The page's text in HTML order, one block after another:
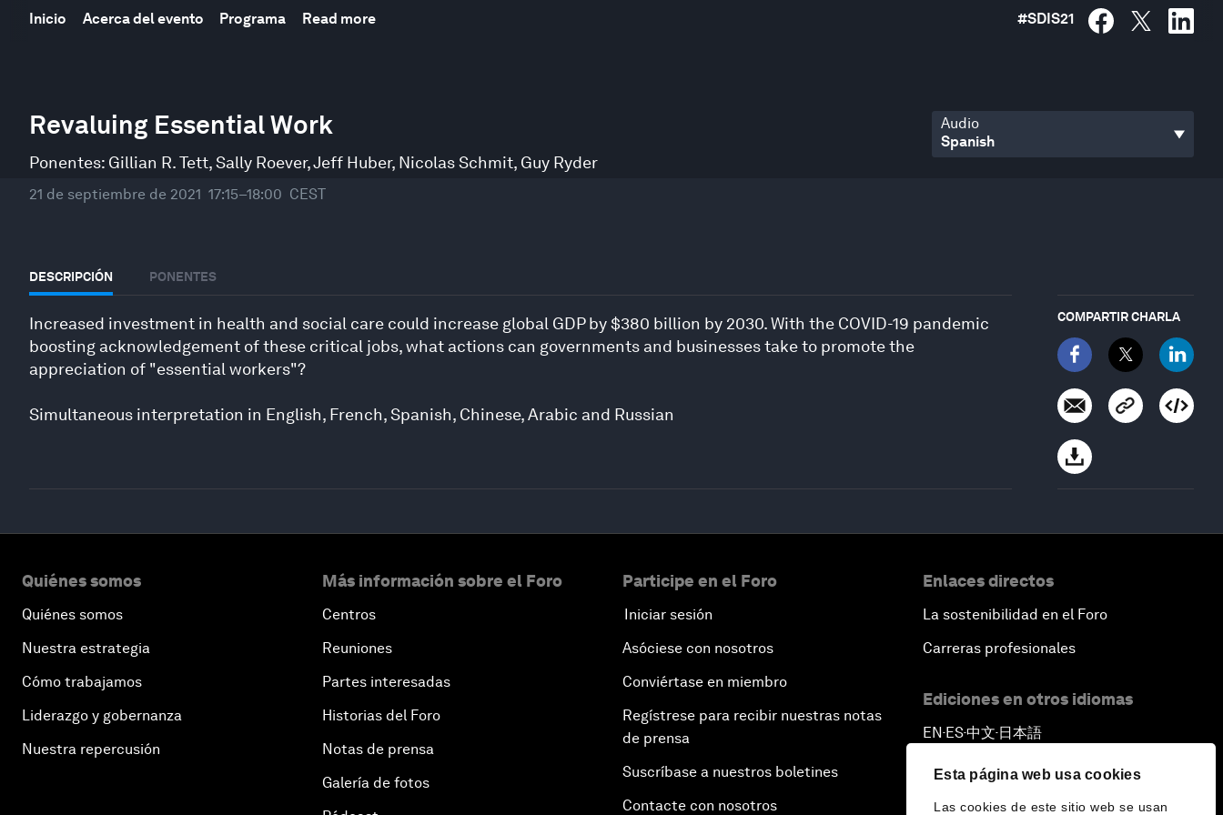
Esta página web usa cookies
Las cookies de este sitio web se usan
Inicio Acerca del evento Programa Read more #SDIS21
Revaluing Essential Work
Ponentes: Gillian R. Tett,Sally Roever,Jeff Huber, Nicolas Schmit, Guy Ryder
21 de septiembre de 2021 17:15–18:00 CEST
Audio
DESCRIPCIÓN PONENTES
Increased investment in health and social care could increase global GDP by $380 billion by 2030. With the COVID-19 pandemic
boosting acknowledgement of these critical jobs, what actions can governments and businesses take to promote the
appreciation of "essential workers"?
Simultaneous interpretation in English, French, Spanish, Chinese, Arabic and Russian
COMPARTIR CHARLA
seconds
of
minutes,
secondsVolume
90%
Quiénes somos
Quiénes somos
Nuestra estrategia
Cómo trabajamos
Liderazgo y gobernanza
Nuestra repercusión
Más información sobre el Foro
Centros
Reuniones
Partes interesadas
Historias del Foro
Notas de prensa
Galería de fotos
Participe en el Foro
Iniciar sesión
Asóciese con nosotros
Conviértase en miembro
Regístrese para recibir nuestras notas
de prensa
Suscríbase a nuestros boletines
Contacte con nosotros
Enlaces directos
La sostenibilidad en el Foro
Carreras profesionales
Ediciones en otros idiomas
EN ▪ES▪中文▪ 日本語